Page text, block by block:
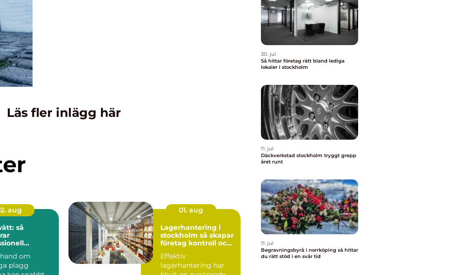
Läs fler inlägg här
aug
så
om
plagg
01. aug
Lagerhantering i
stockholm så skapar
företag kontroll och
Effektiv
lagerhantering har
30. jul
Så hittar företag rätt bland lediga
lokaler i stockholm
11. jul
Däckverkstad stockholm tryggt grepp
året runt
11. jul
Begravningsbyrå i norrköping så hittar
du rätt stöd i en svår tid